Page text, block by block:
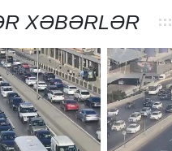
XƏBƏRLƏR